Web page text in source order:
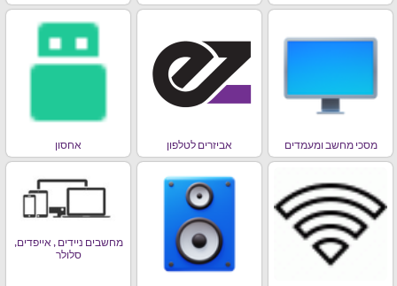
מסכי מחשב ומעמדים אביזרים לטלפון אחסון
מחשבים ניידים , אייפדים,
סלולר